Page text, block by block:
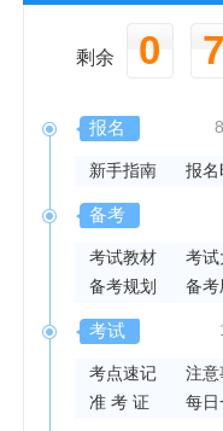
2026年集成官方指
剩余 0 7
报名
新手指南 报名
备考
考试教材 考试
备考规划
备考
考试
考点速记 注意
准 考 证
每日